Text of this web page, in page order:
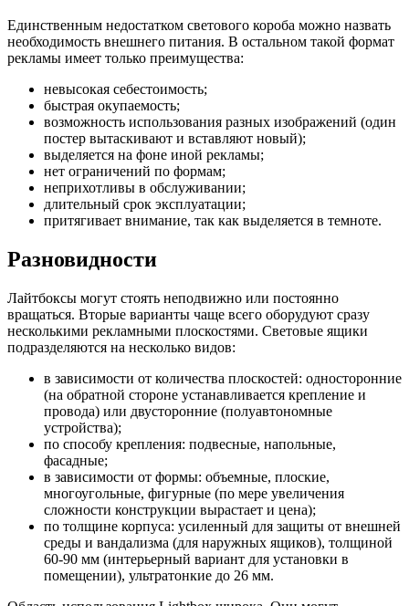
Единственным недостатком светового короба можно назвать
необходимость внешнего питания. В остальном такой формат
рекламы имеет только преимущества:
невысокая себестоимость;
быстрая окупаемость;
возможность использования разных изображений (один
постер вытаскивают и вставляют новый);
выделяется на фоне иной рекламы;
нет ограничений по формам;
неприхотливы в обслуживании;
длительный срок эксплуатации;
притягивает внимание, так как выделяется в темноте.
Разновидности
Лайтбоксы могут стоять неподвижно или постоянно
вращаться. Вторые варианты чаще всего оборудуют сразу
несколькими рекламными плоскостями. Световые ящики
подразделяются на несколько видов:
в зависимости от количества плоскостей: односторонние
(на обратной стороне устанавливается крепление и
провода) или двусторонние (полуавтономные
устройства);
по способу крепления: подвесные, напольные,
фасадные;
в зависимости от формы: объемные, плоские,
многоугольные, фигурные (по мере увеличения
сложности конструкции вырастает и цена);
по толщине корпуса: усиленный для защиты от внешней
среды и вандализма (для наружных ящиков), толщиной
60-90 мм (интерьерный вариант для установки в
помещении), ультратонкие до 26 мм.